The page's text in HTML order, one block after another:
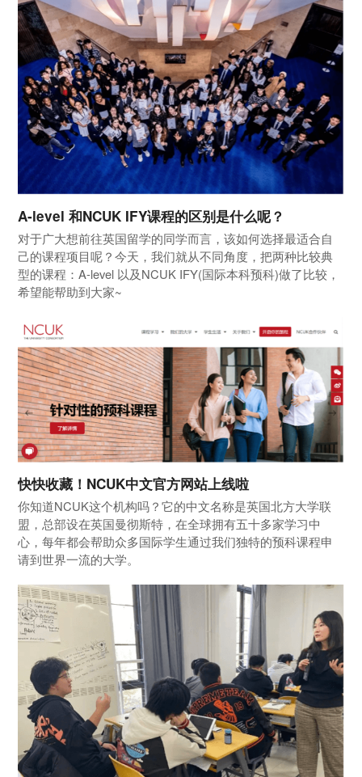
A-level 和NCUK IFY课程的区别是什么呢？
对于广大想前往英国留学的同学而言，该如何选择最适合自
己的课程项目呢？今天，我们就从不同角度，把两种比较典
型的课程：A-level 以及NCUK IFY(国际本科预科)做了比较，
希望能帮助到大家~
快快收藏！NCUK中文官方网站上线啦
你知道NCUK这个机构吗？它的中文名称是英国北方大学联
盟，总部设在英国曼彻斯特，在全球拥有五十多家学习中
心，每年都会帮助众多国际学生通过我们独特的预科课程申
请到世界一流的大学。